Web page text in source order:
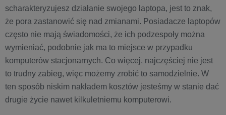
scharakteryzujesz działanie swojego laptopa, jest to znak,
że pora zastanowić się nad zmianami. Posiadacze laptopów
często nie mają świadomości, że ich podzespoły można
wymieniać, podobnie jak ma to miejsce w przypadku
komputerów stacjonarnych. Co więcej, najczęściej nie jest
to trudny zabieg, więc możemy zrobić to samodzielnie. W
ten sposób niskim nakładem kosztów jesteśmy w stanie dać
drugie życie nawet kilkuletniemu komputerowi.